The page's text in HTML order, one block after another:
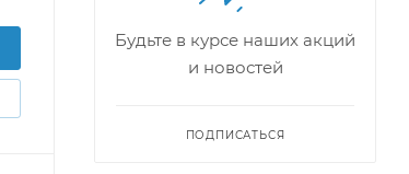
Будьте в курсе наших акций
и новостей
ПОДПИСАТЬСЯ